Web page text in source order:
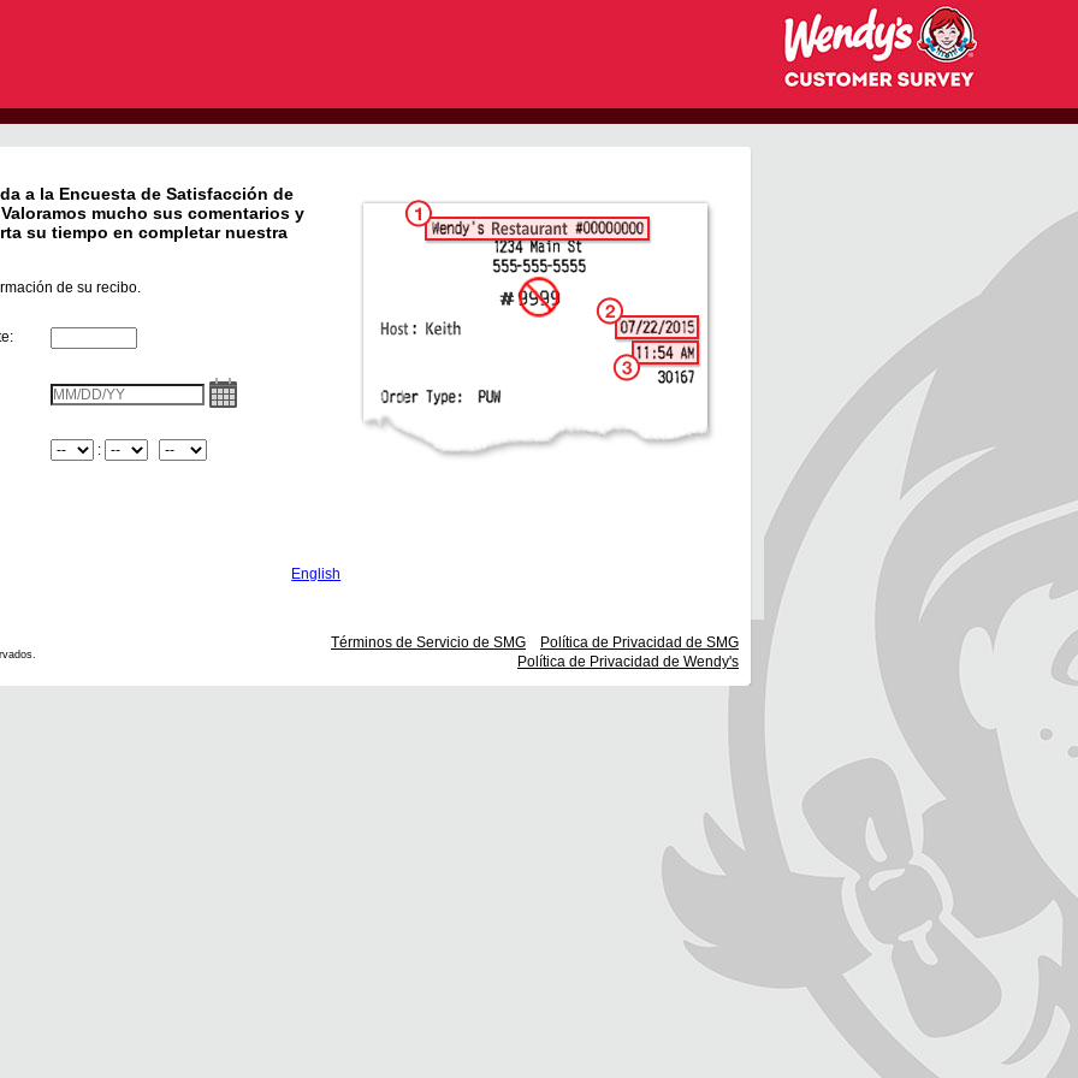
a la Encuesta de Satisfacción de
Valoramos mucho sus comentarios y
su tiempo en completar nuestra
de su recibo.
VisitDate
Hora
:
English
Política de Privacidad de SMG
Términos de Servicio de SMG
Política de Privacidad de Wendy's